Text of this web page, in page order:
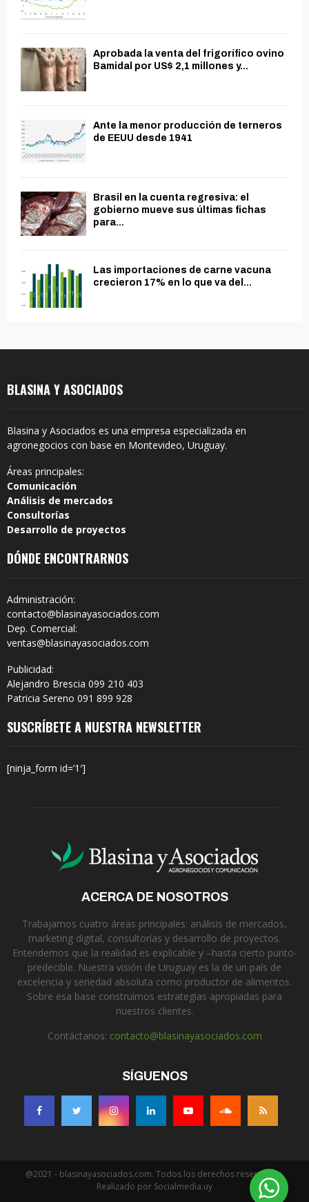
Aprobada la venta del frigorífico ovino
Bamidal por US$ 2,1 millones y...
Ante la menor producción de terneros
de EEUU desde 1941
Brasil en la cuenta regresiva: el
gobierno mueve sus últimas fichas
para...
Las importaciones de carne vacuna
crecieron 17% en lo que va del...
BLASINA Y ASOCIADOS
Blasina y Asociados es una empresa especializada en
agronegocios con base en Montevideo, Uruguay.
Áreas principales:
Comunicación
Análisis de mercados
Consultorías
Desarrollo de proyectos
DÓNDE ENCONTRARNOS
Administración:
contacto@blasinayasociados.com
Dep. Comercial:
ventas@blasinayasociados.com
Publicidad:
Alejandro Brescia 099 210 403
Patricia Sereno 091 899 928
SUSCRÍBETE A NUESTRA NEWSLETTER
[ninja_form id=’1′]
ACERCA DE NOSOTROS
Trabajamos cuatro áreas principales: análisis de mercados,
marketing digital, consultorías y desarrollo de proyectos.
Entendemos que la realidad es explicable y –hasta cierto punto-
predecible. Nuestra visión de Uruguay es la de un país de
excelencia y seriedad absoluta como productor de alimentos.
Sobre esa base construimos estrategias apropiadas para
nuestros clientes.
Contáctanos: contacto@blasinayasociados.com
SÍGUENOS
@2021 - blasinayasociados.com. Todos los derechos reservados.
Realizado por Socialmedia.uy